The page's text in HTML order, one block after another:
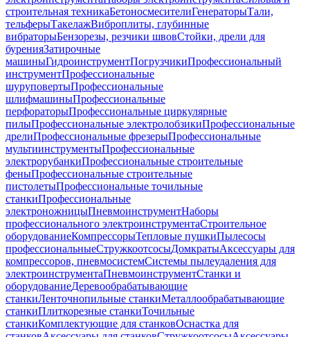
строительная техникаБетоносмесителиГенераторыТали,
тельферыТакелажВиброплиты, глубинные
вибраторыБензорезы, резчики швовСтойки, дрели для
буренияЗатирочные
машиныГидроинструментПогрузчикиПрофессиональный
инструментПрофессиональные
шуруповертыПрофессиональные
шлифмашиныПрофессиональные
перфораторыПрофессиональные циркулярные
пилыПрофессиональные электролобзикиПрофессиональные
дрелиПрофессиональные фрезерыПрофессиональные
мультиинструментыПрофессиональные
электрорубанкиПрофессиональные строительные
феныПрофессиональные строительные
пистолетыПрофессиональные точильные
станкиПрофессиональные
электроножницыПневмоинструментНаборы
профессионального электроинструментаСтроительное
оборудованиеКомпрессорыТепловые пушкиПылесосы
профессиональныеСтружкоотсосыДомкратыАксессуары для
компрессоров, пневмосистемСистемы пылеудаления для
электроинструментаПневмоинструментСтанки и
оборудованиеДеревообрабатывающие
станкиЛенточнопильные станкиМеталлообрабатывающие
станкиПлиткорезные станкиТочильные
станкиКомплектующие для станковОснастка для